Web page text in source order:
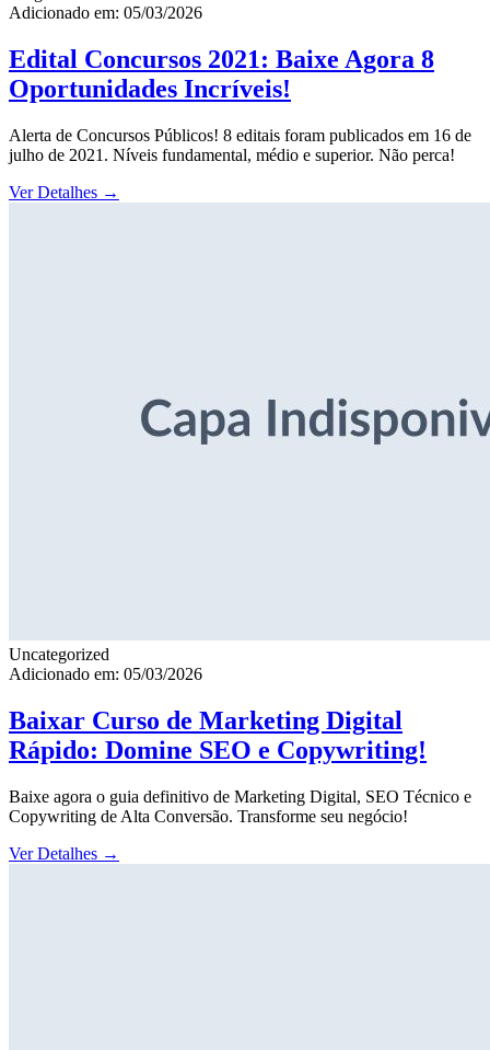
Adicionado em: 05/03/2026
Edital Concursos 2021: Baixe Agora 8
Oportunidades Incríveis!
Alerta de Concursos Públicos! 8 editais foram publicados em 16 de
julho de 2021. Níveis fundamental, médio e superior. Não perca!
Ver Detalhes →
Uncategorized
Adicionado em: 05/03/2026
Baixar Curso de Marketing Digital
Rápido: Domine SEO e Copywriting!
Baixe agora o guia definitivo de Marketing Digital, SEO Técnico e
Copywriting de Alta Conversão. Transforme seu negócio!
Ver Detalhes →